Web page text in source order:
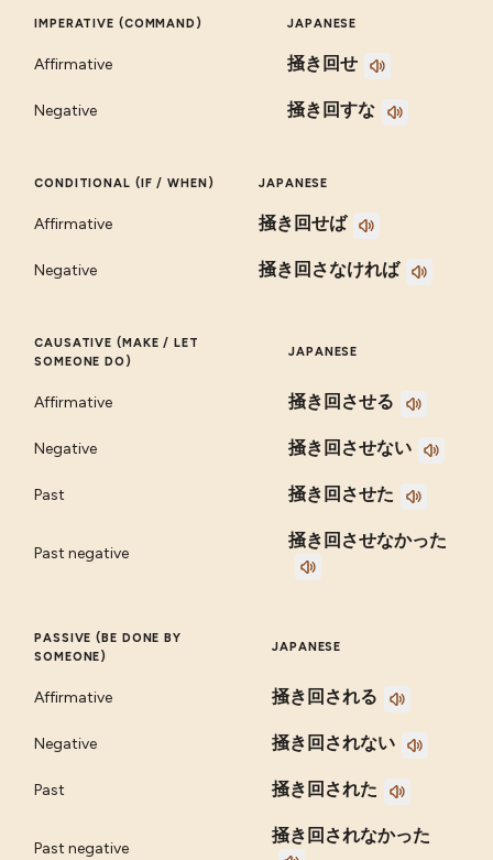
IMPERATIVE (COMMAND) JAPANESE
Affirmative 掻き回せ
Negative 掻き回すな
CONDITIONAL (IF / WHEN) JAPANESE
Affirmative 掻き回せば
Negative 掻き回さなければ
CAUSATIVE (MAKE / LET
SOMEONE DO)
JAPANESE
Affirmative 掻き回させる
Negative 掻き回させない
Past 掻き回させた
Past negative
掻き回させなかった
PASSIVE (BE DONE BY
SOMEONE)
JAPANESE
Affirmative 掻き回される
Negative 掻き回されない
Past 掻き回された
Past negative
掻き回されなかった